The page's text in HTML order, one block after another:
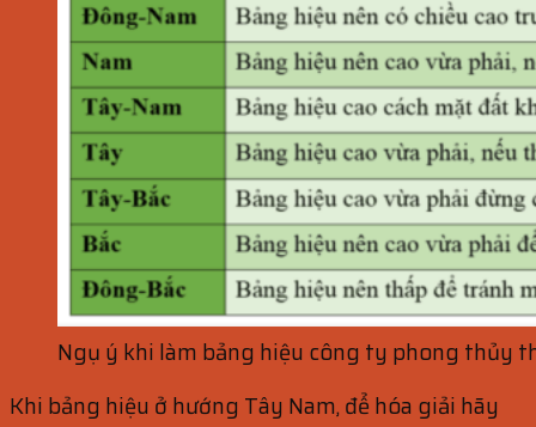
Ngụ ý khi làm bảng hiệu công ty phong thủy
Khi bảng hiệu ở hướng Tây Nam, để hóa giải hãy